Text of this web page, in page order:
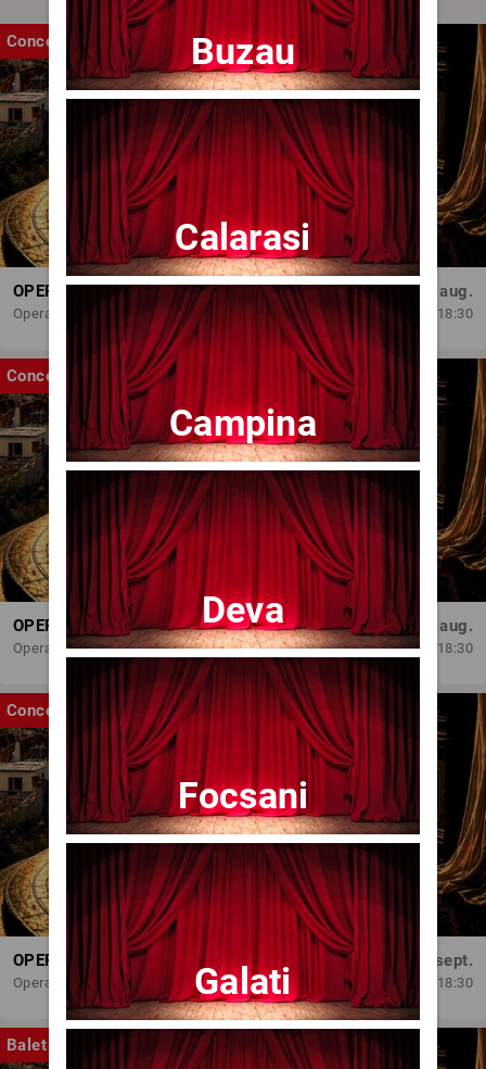
Concert
OPERA BRAȘOV ESTIVAL – ROMANCE & CINEMA - CONCERT
Opera Brasov
Sâm, 29 aug.
18:30
Concert
OPERA BRAȘOV ESTIVAL – ARMONII DE VARĂ - CVINTETUL VOCAL ANATOLY - CONCERT
Opera Brasov
Dum, 30 aug.
18:30
Concert
OPERA BRAȘOV ESTIVAL – SEARĂ DE OPERĂ – CONCERT EXTRAORDINAR
Opera Brasov
Sâm, 5 sept.
18:30
Balet
Buzau
Calarasi
Campina
Deva
Focsani
Galati